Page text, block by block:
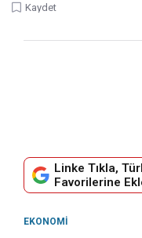
Kaydet
Linke Tıkla,
Favorilerine
EKONOMI